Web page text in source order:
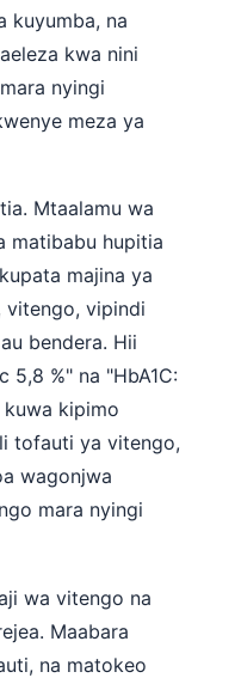
kuyumba, na
kwa nini
nyingi
meza ya
Mtaalamu wa
matibabu hupitia
majina ya
vitengo, vipindi
bendera. Hii
5,8 %" na "HbA1C:
kipimo
tofauti ya vitengo,
wagonjwa
mara nyingi
wa vitengo na
Maabara
na matokeo